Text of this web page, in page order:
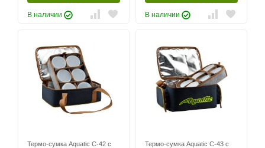
В наличии В наличии
Термо-сумка Aquatic С-42 с
Термо-сумка Aquatic С-43 с